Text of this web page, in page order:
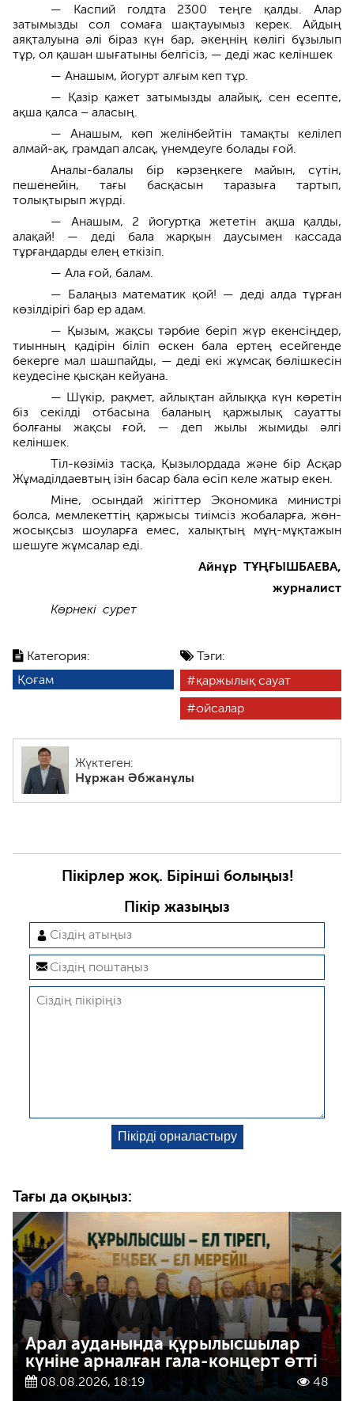
Категория:
Қоғам
Тэги:
қаржылық сауат
ойсалар
Жүктеген:
Нұржан Әбжанұлы
— Каспий голдта 2300 теңге қалды. Алар
затымызды сол сомаға шақтауымыз керек. Айдың
аяқталуына әлі біраз күн бар, әкеңнің көлігі бұзылып
тұр, ол қашан шығатыны белгісіз, — деді жас келіншек
— Анашым, йогурт алғым кеп тұр.
— Қазір қажет затымызды алайық, сен есепте,
ақша қалса – аласың.
— Анашым, көп желінбейтін тамақты келілеп
алмай-ақ, грамдап алсақ, үнемдеуге болады ғой.
Аналы-балалы бір кәрзеңкеге майын, сүтін,
пешенейін, тағы басқасын таразыға тартып,
толықтырып жүрді.
— Анашым, 2 йогуртқа жететін ақша қалды,
алақай! — деді бала жарқын даусымен кассада
тұрғандарды елең еткізіп.
— Ала ғой, балам.
— Балаңыз математик қой! — деді алда тұрған
көзілдірігі бар ер адам.
— Қызым, жақсы тәрбие беріп жүр екенсіңдер,
тиынның қадірін біліп өскен бала ертең есейгенде
бекерге мал шашпайды, — деді екі жұмсақ бөлішкесін
кеудесіне қысқан кейуана.
— Шүкір, рақмет, айлықтан айлыққа күн көретін
біз секілді отбасына баланың қаржылық сауатты
болғаны жақсы ғой, — деп жылы жымиды әлгі
келіншек.
Тіл-көзіміз тасқа, Қызылордада және бір Асқар
Жұмаділдаевтың ізін басар бала өсіп келе жатыр екен.
Міне, осындай жігіттер Экономика министрі
болса, мемлекеттің қаржысы тиімсіз жобаларға, жөн-
жосықсыз шоуларға емес, халықтың мұң-мұқтажын
шешуге жұмсалар еді.
Айнұр ТҰҢҒЫШБАЕВА,
журналист
Көрнекі сурет
Пікірлер жоқ. Бірінші болыңыз!
Пікір жазыңыз
Тағы да оқыңыз:
Арал ауданында құрылысшылар
күніне арналған гала-концерт өтті
08.08.2026, 18:19 48